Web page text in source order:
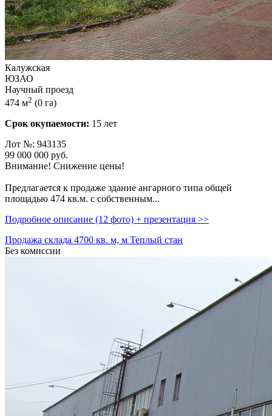
Калужская
ЮЗАО
Научный проезд
474 м2 (0 га)
Срок окупаемости: 15 лет
Лот №: 943135
99 000 000 руб.
Внимание! Снижение цены!
Предлагается к продаже здание ангарного типа общей
площадью 474 кв.м. с собственным...
Подробное описание (12 фото) + презентация >>
Продажа склада 4700 кв. м, м Теплый стан
Без комиссии